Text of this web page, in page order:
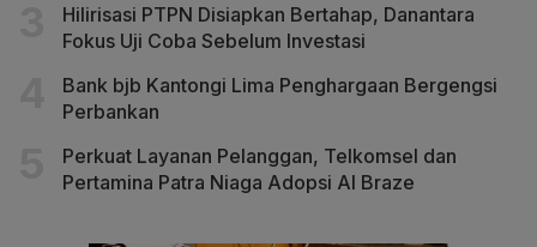
Hilirisasi PTPN Disiapkan Bertahap, Danantara
Fokus Uji Coba Sebelum Investasi
Bank bjb Kantongi Lima Penghargaan Bergengsi
Perbankan
Perkuat Layanan Pelanggan, Telkomsel dan
Pertamina Patra Niaga Adopsi AI Braze